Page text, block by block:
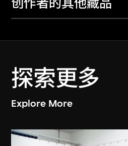
创作者的其他藏品
探索更多
Explore More